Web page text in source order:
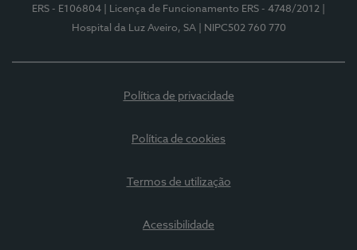
ERS - E106804
| Licença de Funcionamento ERS - 4748/2012
Hospital da Luz Aveiro, SA
| NIPC502 760 770
Política de privacidade
Política de cookies
Termos de utilização
Acessibilidade